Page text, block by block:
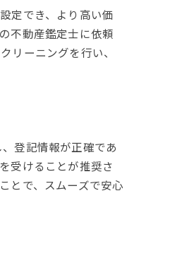
定でき、より高い価
不動産鑑定士に依頼
リーニングを行い、
登記情報が正確であ
受けることが推奨さ
とで、スムーズで安心